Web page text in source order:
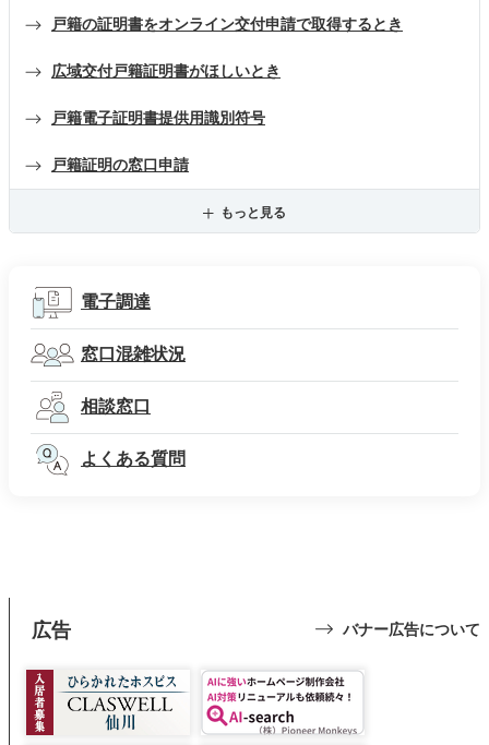
戸籍の証明書をオンライン交付申請で取得するとき
広域交付戸籍証明書がほしいとき
戸籍電子証明書提供用識別符号
戸籍証明の窓口申請
もっと見る
電子調達
窓口混雑状況
相談窓口
よくある質問
広告 バナー広告について